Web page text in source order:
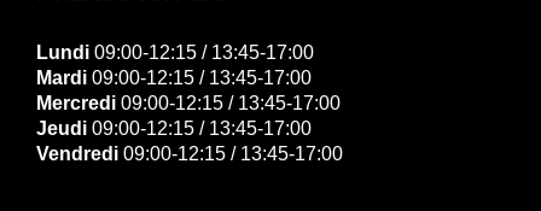
Lundi 09:00-12:15 / 13:45-17:00
Mardi 09:00-12:15 / 13:45-17:00
Mercredi 09:00-12:15 / 13:45-17:00
Jeudi 09:00-12:15 / 13:45-17:00
Vendredi 09:00-12:15 / 13:45-17:00